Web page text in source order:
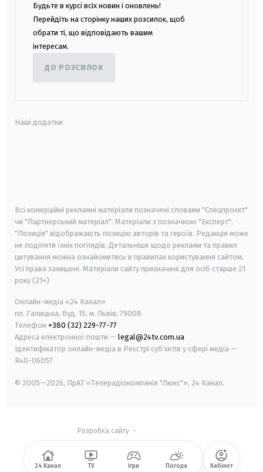
Будьте в курсі всіх новин і оновлень!
Перейдіть на сторінку наших розсилок, щоб
обрати ті, що відповідають вашим
інтересам.
ДО РОЗСИЛОК
Наші додатки:
Всі комерційні рекламні матеріали позначені словами "Спецпроєкт"
чи "Партнерський матеріал". Матеріали з позначкою "Експерт",
"Позиція" відображають позицію авторів та героїв. Редакція може
не поділяти їхніх поглядів. Детальніше щодо реклами та правил
цитування можна ознайомитись в правилах користування сайтом.
Усі права захищені. Матеріали сайту призначені для осіб старше 21
року (21+)
Онлайн-медіа «24 Канал»
пл. Галицька, буд. 15, м. Львів, 79008
Телефон +380 (32) 229-77-77
Адреса електронної пошти — legal@24tv.com.ua
Ідентифікатор онлайн-медіа в Реєстрі суб'єктів у сфері медіа —
R40-06057
© 2005—2026, ПрАТ «Телерадіокомпанія "Люкс"», 24 Канал.
Розробка сайту-
24 Канал TV Ігри Погода Кабінет